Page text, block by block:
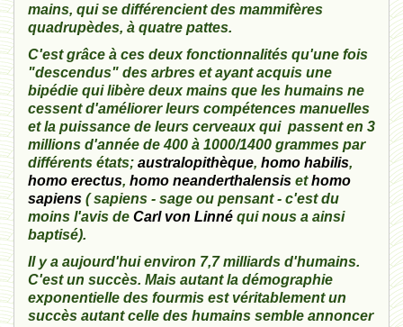
mains, qui se différencient des mammifères
quadrupèdes, à quatre pattes.
C'est grâce à ces deux fonctionnalités qu'une fois
"descendus" des arbres et ayant acquis une
bipédie qui libère deux mains que les humains ne
cessent d'améliorer leurs compétences manuelles
et la puissance de leurs cerveaux qui passent en 3
millions d'année de 400 à 1000/1400 grammes par
différents états; australopithèque, homo habilis,
homo erectus, homo neanderthalensis ethomo
sapiens ( sapiens - sage ou pensant - c'est du
moins l'avis de Carl von Linné qui nous a ainsi
baptisé).
Il y a aujourd'hui environ 7,7 milliards d'humains.
C'est un succès. Mais autant la démographie
exponentielle des fourmis est véritablement un
succès autant celle des humains semble annoncer